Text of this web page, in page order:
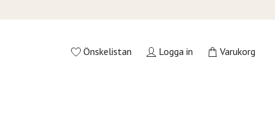
Önskelistan Logga in Varukorg